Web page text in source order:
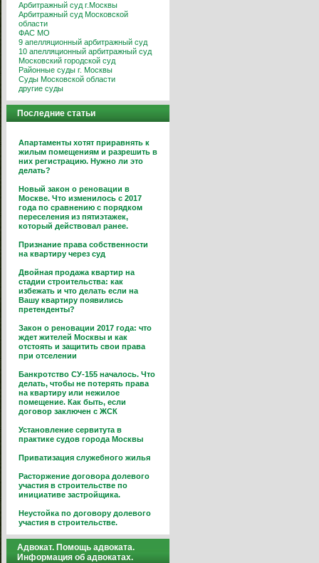
Арбитражный суд г.Москвы
Арбитражный суд Московской
области
ФАС МО
9 апелляционный арбитражный суд
10 апелляционный арбитражный суд
Московский городской суд
Районные суды г. Москвы
Суды Московской области
другие суды
Последние статьи
Апартаменты хотят приравнять к
жилым помещениям и разрешить в
них регистрацию. Нужно ли это
делать?
Новый закон о реновации в
Москве. Что изменилось с 2017
года по сравнению с порядком
переселения из пятиэтажек,
который действовал ранее.
Признание права собственности
на квартиру через суд
Двойная продажа квартир на
стадии строительства: как
избежать и что делать если на
Вашу квартиру появились
претенденты?
Закон о реновации 2017 года: что
ждет жителей Москвы и как
отстоять и защитить свои права
при отселении
Банкротство СУ-155 началось. Что
делать, чтобы не потерять права
на квартиру или нежилое
помещение. Как быть, если
договор заключен с ЖСК
Установление сервитута в
практике судов города Москвы
Приватизация служебного жилья
Расторжение договора долевого
участия в строительстве по
инициативе застройщика.
Неустойка по договору долевого
участия в строительстве.
Адвокат. Помощь адвоката.
Информация об адвокатах.